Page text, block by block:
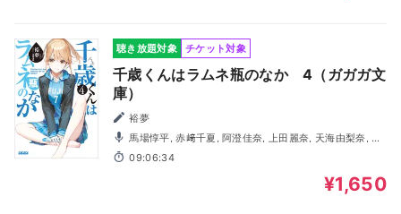
聴き放題対象 チケット対象
千歳くんはラムネ瓶のなか 4（ガガガ文
庫）
裕夢
馬場惇平, 赤﨑千夏, 阿澄佳奈, 上田麗奈, 天海由梨奈, 奥
野香耶, 木村隼人, 西山宏太朗, 宮田幸季, 酒巻光宏, 上西哲
平, 吉岡茉祐, 長岡龍歩, 大橋海咲, 日菜, 久次米渚
09:06:34
¥1,650